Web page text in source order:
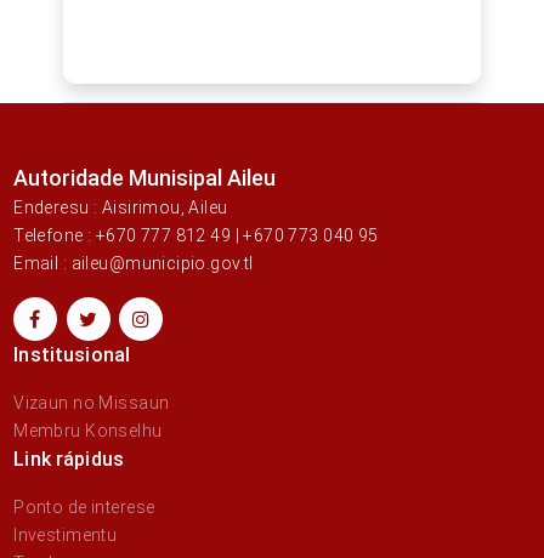
Autoridade Munisipal Aileu
Enderesu : Aisirimou, Aileu
Telefone : +670 777 812 49 | +670 773 040 95
Email : aileu@municipio.gov.tl
Institusional
Vizaun no Missaun
Membru Konselhu
Link rápidus
Ponto de interese
Investimentu